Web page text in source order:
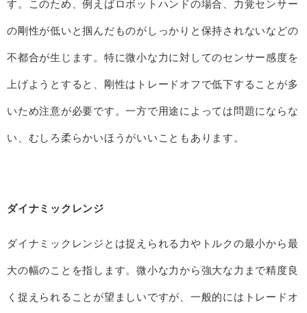
す。このため、例えばロボットハンドの場合、力覚センサー
の剛性が低いと掴んだものがしっかりと保持されないなどの
不都合が生じます。特に微小な力に対してのセンサー感度を
上げようとすると、剛性はトレードオフで低下することが多
いため注意が必要です。一方で用途によっては問題にならな
い、むしろ柔らかいほうがいいこともあります。
ダイナミックレンジ
ダイナミックレンジとは捉えられる力やトルクの最小から最
大の幅のことを指します。微小な力から強大な力まで精度良
く捉えられることが望ましいですが、一般的にはトレードオ